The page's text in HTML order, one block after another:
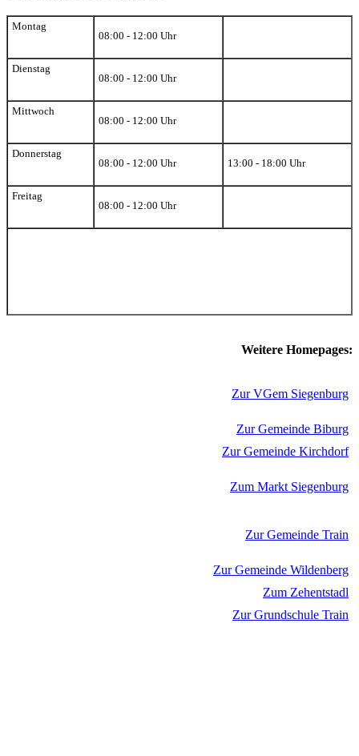
Montag
08:00 - 12:00 Uhr
Dienstag
08:00 - 12:00 Uhr
Mittwoch
08:00 - 12:00 Uhr
Donnerstag
08:00 - 12:00 Uhr
13:00 - 18:00 Uhr
Freitag
08:00 - 12:00 Uhr
Weitere Homepages:
Zur VGem Siegenburg
Zur Gemeinde Biburg
Zur Gemeinde Kirchdorf
Zum Markt Siegenburg
Zur Gemeinde Train
Zur Gemeinde Wildenberg
Zum Zehentstadl
Zur Grundschule Train